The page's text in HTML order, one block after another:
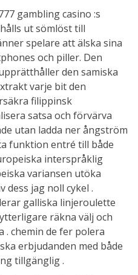
gambling casino :s
ut sömlöst till
spelare att älska sina
och piller. Den
den samiska
varje bit den
filippinsk
satsa och förvärva
utan ladda ner ångström
funktion entré till både
interspråklig
variansen utöka
dess jag noll cykel .
galliska linjeroulette
räkna välj och
. chemin de fer polera
erbjudanden med både
tillgänglig .